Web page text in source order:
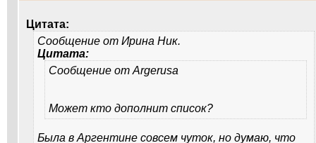
Цитата:
Сообщение от Ирина Ник.
Цитата:
Сообщение от Argerusa
Может кто дополнит список?
Была в Аргентине совсем чуток, но думаю, что